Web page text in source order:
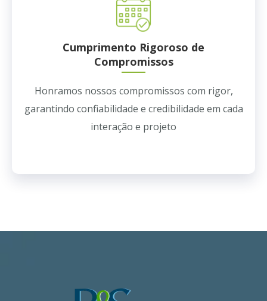
Cumprimento Rigoroso de
Compromissos
Honramos nossos compromissos com rigor,
garantindo confiabilidade e credibilidade em cada
interação e projeto